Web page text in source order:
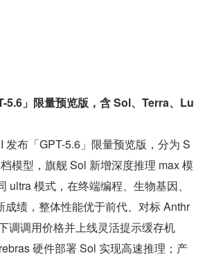
5.6」限量预览版，含 Sol、Terra、Lu
发布「GPT-5.6」限量预览版，分为 S
模型，旗舰 Sol 新增深度推理 max 模
ultra 模式，在终端编程、生物基因、
成绩，整体性能优于前代、对标 Anthr
调调用价格并上线灵活提示缓存机
硬件部署 Sol 实现高速推理；产